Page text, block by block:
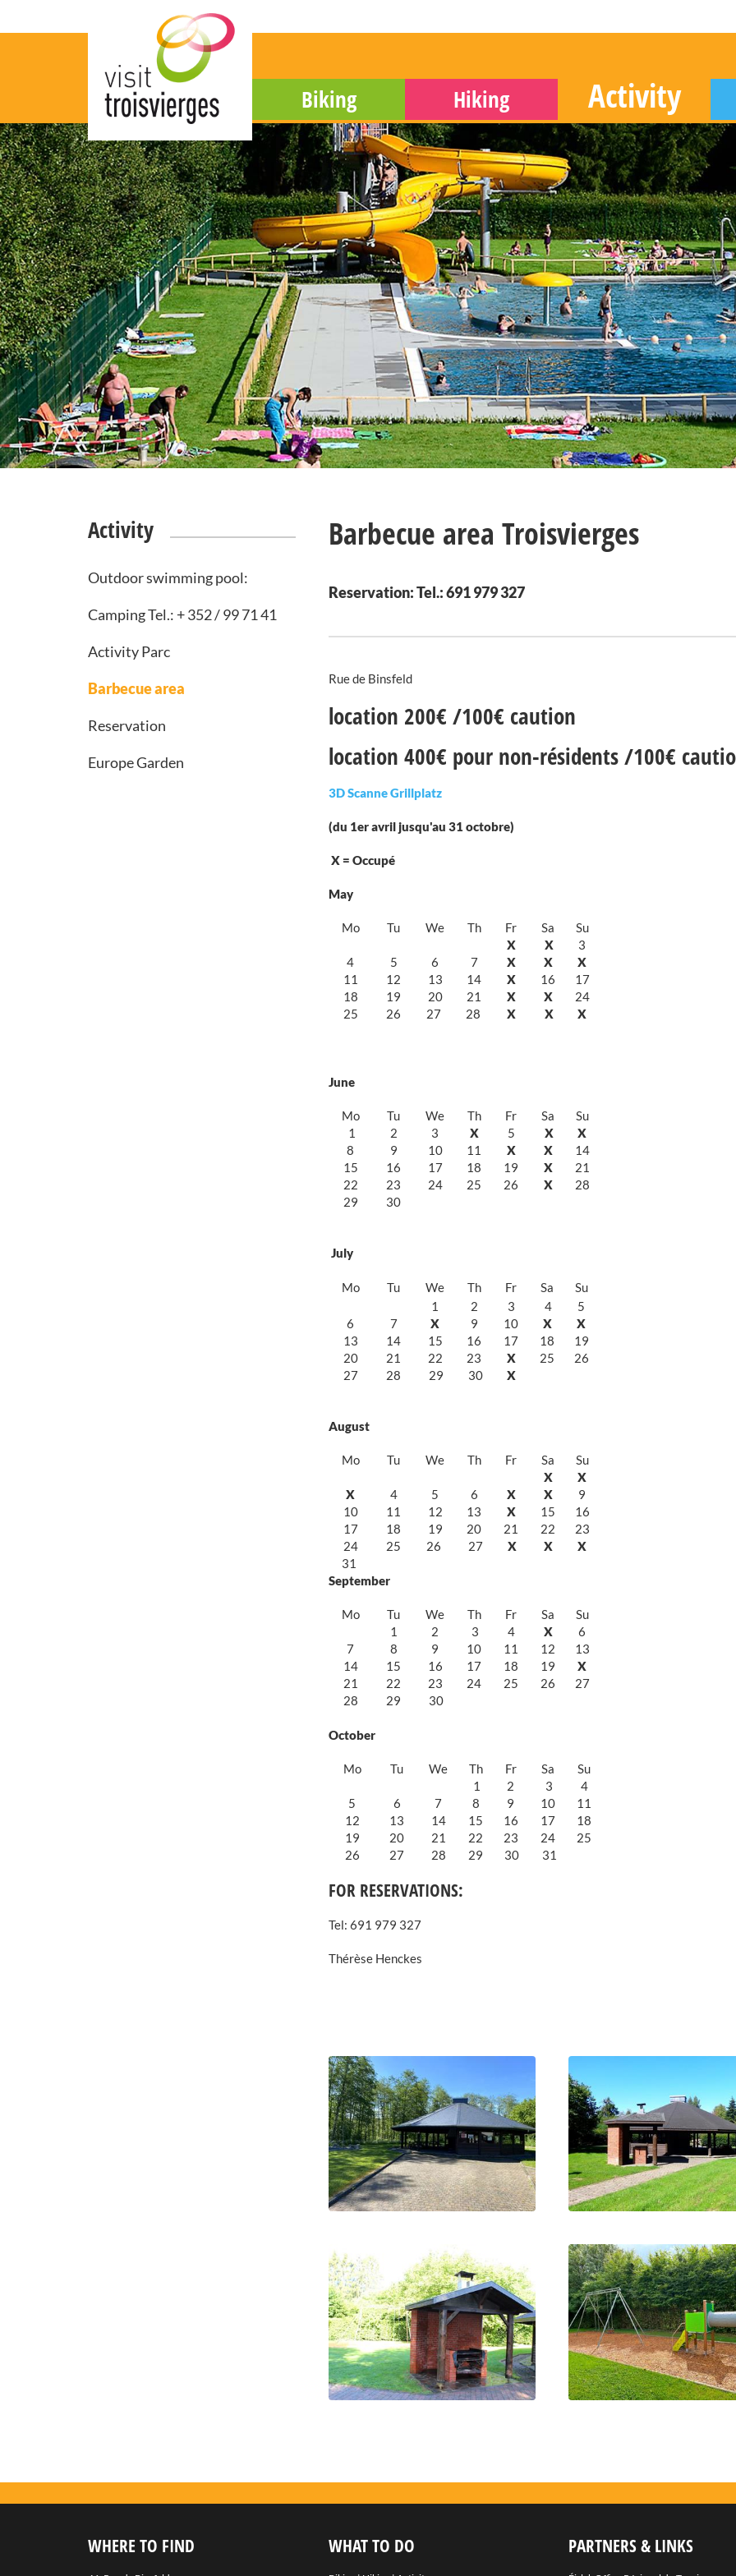
Biking Hiking Activity
Activity
Outdoor swimming pool:
Camping Tel.: + 352 / 99 71 41
Activity Parc
Barbecue area
Reservation
Europe Garden
Barbecue area Troisvierges
Reservation: Tel.: 691 979 327
Rue de Binsfeld
location 200€ /100€ caution
location 400€ pour non-résidents /100€
3D Scanne Grillplatz
(du 1er avril jusqu'au 31 octobre)
X = Occupé
May
Mo Tu We Th Fr Sa
Su
X
X
3
4
5 6 7 X X
X
11
12 13 14 X 16
17
18
19 20 21 X X
24
25
26 27 28 X X X
June
Mo Tu We Th Fr Sa
Su
1
2 3 X 5 X
X
8
9 10 11 X X
14
15
16 17 18 19 X
21
22
23 24 25 26 X
28
29
30
July
Mo Tu We Th Fr Sa
Su
1
2 3 4
5
6
7 X 9 10 X
X
13
14 15 16 17 18
19
20
21 22 23 X 25
26
27
28 29 30 X
August
Mo Tu We Th Fr Sa
Su
X
X
X
4 5 6 X X
9
10
11 12 13 X 15
16
17
18 19 20 21 22
23
24
25 26 27 X X
X
31
September
Mo Tu We Th Fr Sa
Su
1
2 3 4 X
6
7
8 9 10 11 12
13
14
15 16 17 18 19
X
21
22 23 24 25 26
27
28
29 30
October
Mo Tu We Th Fr Sa
Su
1
2 3
4
5
6 7 8 9 10
11
12
13 14 15 16 17
18
19
20 21 22 23 24
25
26
27 28 29 30 31
FOR RESERVATIONS:
Tel: 691 979 327
Thérèse Henckes
WHERE TO FIND WHAT TO DO PARTNERS & LINKS